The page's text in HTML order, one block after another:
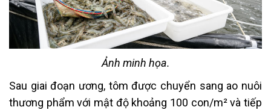
Ảnh minh họa.
Sau giai đoạn ương, tôm được chuyển sang ao nuôi
thương phẩm với mật độ khoảng 100 con/m² và tiếp